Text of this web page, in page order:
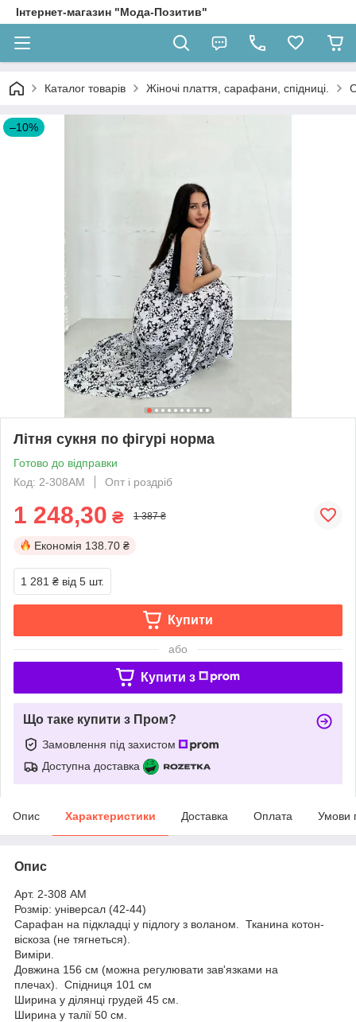
Інтернет-магазин "Мода-Позитив"
Каталог товарів Жіночі плаття, сарафани, спідниці.
–10%
Літня сукня по фігурі норма
Готово до відправки
Код: 2-308АМ
Опт і роздріб
1 248,30 ₴ 1 387 ₴
Економія 138.70 ₴
1 281 ₴ від 5 шт.
Купити
або
Купити з
Що таке купити з Пром?
Замовлення під захистом
Доступна доставка
Опис Характеристики Доставка Оплата Умови
Опис
Арт. 2-308 АМ
Розмір: універсал (42-44)
Сарафан на підкладці у підлогу з воланом. Тканина котон-
віскоза (не тягнеться).
Виміри.
Довжина 156 см (можна регулювати зав'язками на
плечах). Спідниця 101 см
Ширина у ділянці грудей 45 см.
Ширина у талії 50 см.